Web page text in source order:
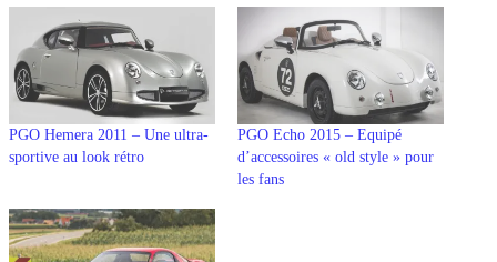
PGO Hemera 2011 – Une ultra-
sportive au look rétro
PGO Echo 2015 – Equipé
d’accessoires « old style » pour
les fans